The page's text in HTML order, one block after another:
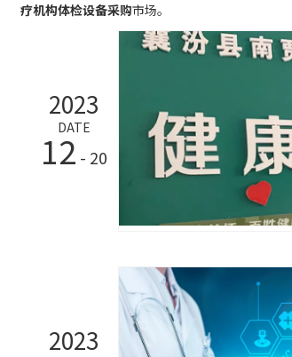
疗机构体检设备采购市场。
2023
DATE
12 - 20
2023